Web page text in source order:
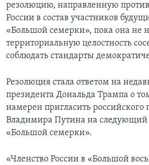
резолюцию, направленную
России в состав участников
«Большой семерки», пока она не
территориальную целостность
соблюдать стандарты
Резолюция стала ответом на
президента Дональда Трампа о
намерен пригласить российского
Владимира Путина на
«Большой семерки».
«Членство России в «Большой